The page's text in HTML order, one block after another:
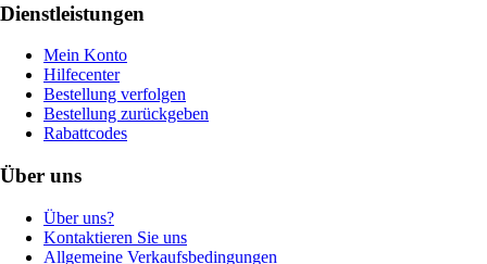
Dienstleistungen
Mein Konto
Hilfecenter
Bestellung verfolgen
Bestellung zurückgeben
Rabattcodes
Über uns
Über uns?
Kontaktieren Sie uns
Allgemeine Verkaufsbedingungen